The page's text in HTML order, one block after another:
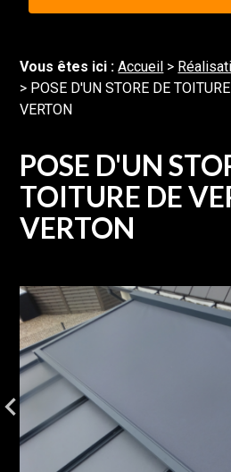
Vous êtes ici :Accueil >
> POSE D'UN STORE DE
VERTON
POSE D'UN
TOITURE DE
VERTON